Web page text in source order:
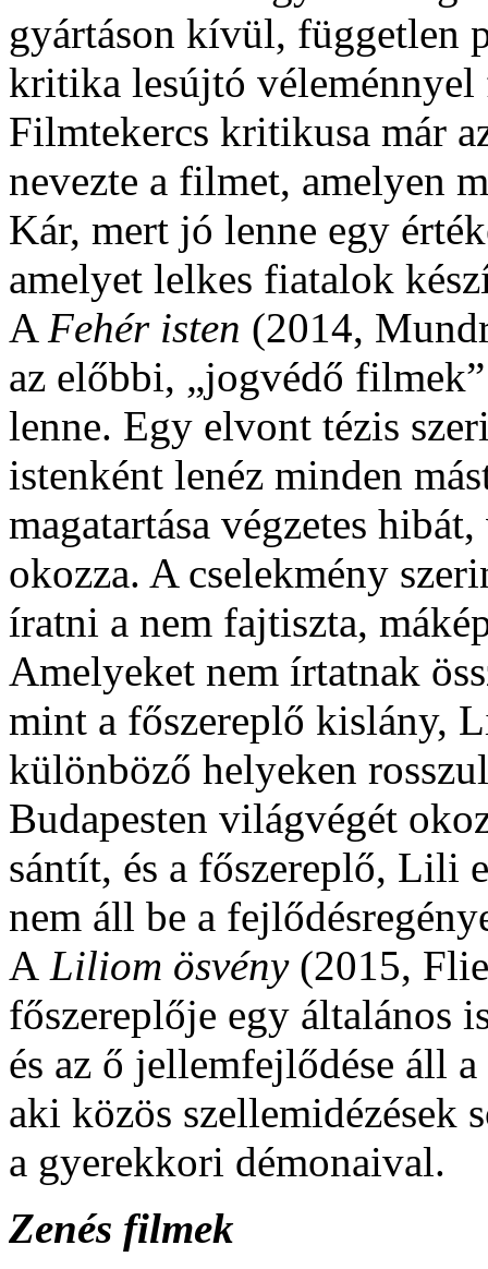
gyártáson kívül, független
kritika lesújtó véleménnyel
Filmtekercs kritikusa már
nevezte a filmet, amelyen
Kár, mert jó lenne egy
amelyet lelkes fiatalok
A Fehér isten (2014,
az előbbi, „jogvédő
lenne. Egy elvont tézis
istenként lenéz minden
magatartása végzetes
okozza. A cselekmény
íratni a nem fajtiszta,
Amelyeket nem írtatnak
mint a főszereplő kislány,
különböző helyeken
Budapesten világvégét
sántít, és a főszereplő, Lili
nem áll be a
A Liliom ösvény(2015,
főszereplője egy általános
és az ő jellemfejlődése áll
aki közös szellemidézések
a gyerekkori démonaival.
Zenés filmek